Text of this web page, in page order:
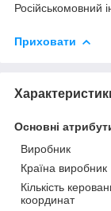
Російськомовний
Приховати
Основні
Виробник
Країна виробник
Кількість
координат